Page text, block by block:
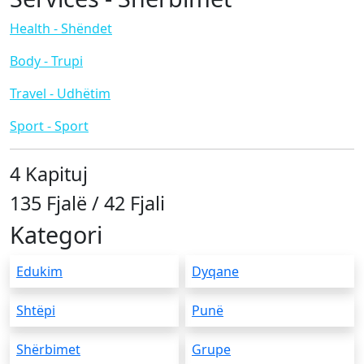
Health - Shëndet
Body - Trupi
Travel - Udhëtim
Sport - Sport
4 Kapituj
135 Fjalë / 42 Fjali
Kategori
Edukim Dyqane
Shtëpi Punë
Shërbimet Grupe